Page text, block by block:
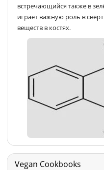
встречающийся также в
играет важную роль в
веществ в костях.
Vegan Cookbooks